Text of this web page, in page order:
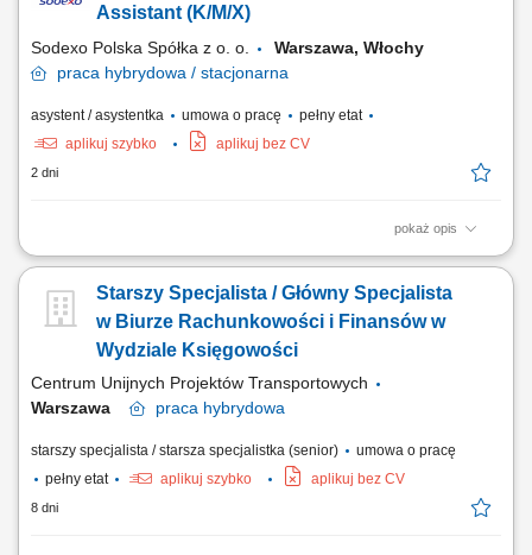
związanych z obsługą administracyjno-finansową realizowanych
Assistant (K/M/X)
Sodexo Polska Spółka z o. o.
Warszawa, Włochy
praca hybrydowa / stacjonarna
asystent / asystentka umowa o pracę
pełny etat
aplikuj szybko
aplikuj bez CV
2 dni
pokaż opis
Zakres obowiązków: Wystawianie faktur sprzedażowych; Wspieranie
konta kosztowego w procesie weryfikacji dokumentów poprzedzających
ich zaksięgowanie; Wspieranie Managerów Operacyjnych i
Kierowników Jednostek w bieżącym...
Starszy Specjalista / Główny Specjalista
w Biurze Rachunkowości i Finansów w
Wydziale Księgowości
Centrum Unijnych Projektów Transportowych
Warszawa
praca hybrydowa
starszy specjalista / starsza specjalistka (senior)
umowa o pracę
pełny etat
aplikuj szybko aplikuj bez CV
8 dni